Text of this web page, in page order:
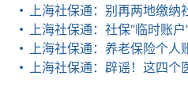
上海社保通：别再两地缴纳社保了
上海社保通：社保“临时账
上海社保通：养老保险个人
上海社保通：辟谣！这四个